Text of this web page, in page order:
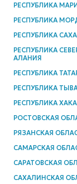
РЕСПУБЛИКА
РЕСПУБЛИКА
РЕСПУБЛИКА
РЕСПУБЛИКА
АЛАНИЯ
РЕСПУБЛИКА
РЕСПУБЛИКА
РЕСПУБЛИКА
РОСТОВСКАЯ
РЯЗАНСКАЯ
САМАРСКАЯ
САРАТОВСКАЯ
САХАЛИНСКАЯ